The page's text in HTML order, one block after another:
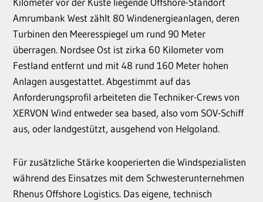
Amrumbank West zählt 80 Windenergieanlagen, deren
Turbinen den Meeresspiegel um rund 90 Meter
überragen. Nordsee Ost ist zirka 60 Kilometer vom
Festland entfernt und mit 48 rund 160 Meter hohen
Anlagen ausgestattet. Abgestimmt auf das
Anforderungsprofil arbeiteten die Techniker-Crews von
XERVON Wind entweder sea based, also vom SOV-Schiff
aus, oder landgestützt, ausgehend von Helgoland.
Für zusätzliche Stärke kooperierten die Windspezialisten
während des Einsatzes mit dem Schwesterunternehmen
Rhenus Offshore Logistics. Das eigene, technisch